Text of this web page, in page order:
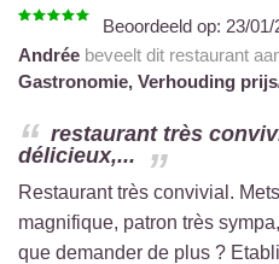
Beoordeeld op: 23/01/
Andrée beveelt dit restaurant
Gastronomie, Verhouding
restaurant très
délicieux,...
Restaurant très convivial.
magnifique, patron très
que demander de plus ?